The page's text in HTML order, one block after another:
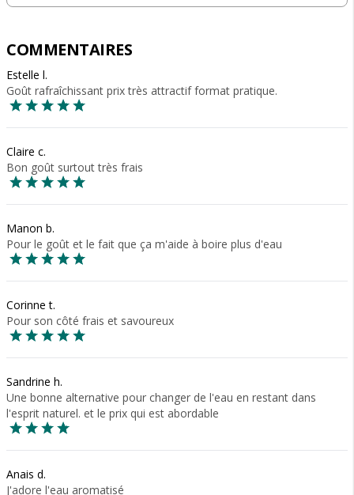
COMMENTAIRES
Estelle l.
Goût rafraîchissant prix très attractif format pratique.
Claire c.
Bon goût surtout très frais
Manon b.
Pour le goût et le fait que ça m'aide à boire plus d'eau
Corinne t.
Pour son côté frais et savoureux
Sandrine h.
Une bonne alternative pour changer de l'eau en restant dans
l'esprit naturel. et le prix qui est abordable
Anais d.
J'adore l'eau aromatisé